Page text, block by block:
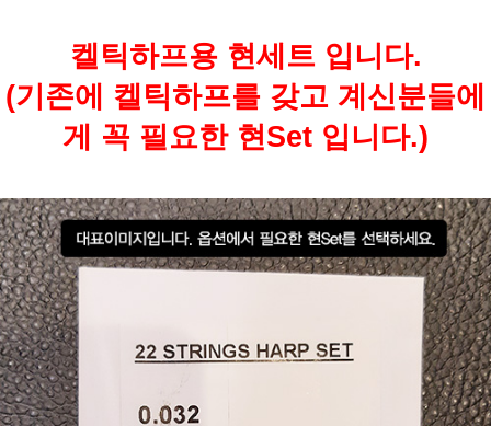
켈틱하프용 현세트 입니다.
(기존에 켈틱하프를 갖고 계신분들에
게 꼭 필요한 현Set 입니다.)